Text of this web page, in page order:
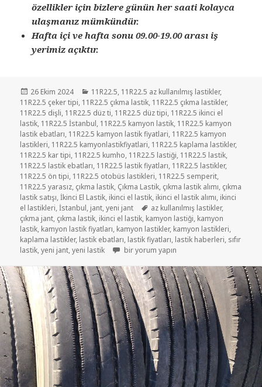
özellikler için bizlere günün her saati kolayca
ulaşmanız mümkündür.
Hafta içi ve hafta sonu 09.00-19.00 arası iş
yerimiz açıktır.
Yayın
tarihi
26 Ekim 2024 Kategoriler
11R22.5, 11R22.5 az kullanılmış lastikler,
11R22.5 çeker tipi, 11R22.5 çıkma lastik, 11R22.5 çıkma lastikler,
11R22.5 dişli, 11R22.5 düz ti, 11R22.5 düz tipi, 11R22.5 ikinci el
lastik, 11R22.5 İstanbul, 11R22.5 kamyon lastik, 11R22.5 kamyon
lastik ebatları, 11R22.5 kamyon lastik fiyatlari, 11R22.5 kamyon
lastikleri, 11R22.5 kamyonlastikfiyatlari, 11R22.5 kaplama lastikler,
11R22.5 kar tipi, 11R22.5 kumho, 11R22.5 lastiği, 11R22.5 lastik,
11R22.5 lastik ebatları, 11R22.5 lastik fiyatları, 11R22.5 lastikler,
11R22.5 ön tipi, 11R22.5 otobüs lastikleri, 11R22.5 semperit,
11R22.5 yarasız, çıkma lastik, Çıkma Lastik, çıkma lastik alımı, çıkma
lastik satışı,İkinci El Lastik, ikinci el lastik, ikinci el lastik alımı, ikinci
el lastikleri,İstanbul, jant,yeni jant Etiketler
az kullanılmış lastikler,
çıkma jant, çıkma lastik, ikinci el lastik, kamyon lastiği, kamyon
lastik, kamyon lastik fiyatları, kamyon lastikler, kamyon lastikleri,
kaplama lastikler, lastik ebatları, lastik fiyatları, lastik haberleri, sıfır
lastik,yeni jant,yeni lastik SATILIK 11R22.5 LASTİKLER için
bir yorum yapın